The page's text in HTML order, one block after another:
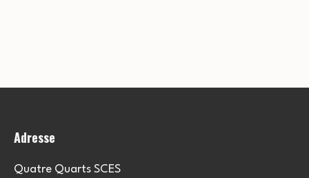
Adresse
Quatre Quarts SCES